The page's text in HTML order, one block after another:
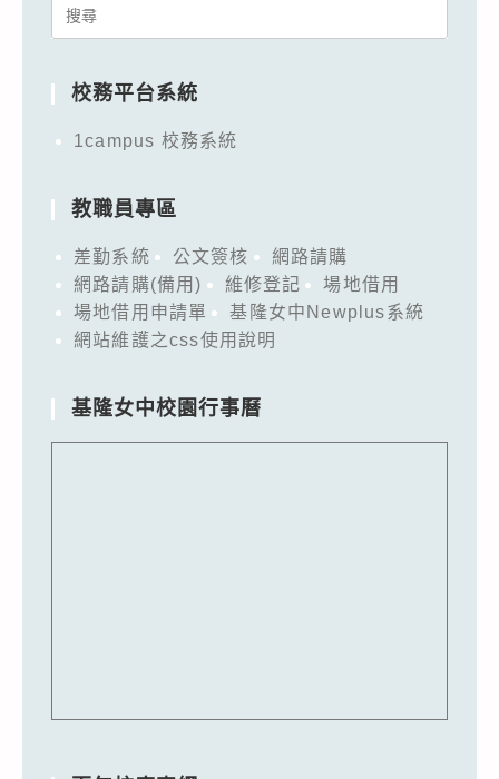
Search
校務平台系統
1campus 校務系統
教職員專區
差勤系統 公文簽核
網路請購
網路請購(備用)
維修登記
場地借用
場地借用申請單
基隆女中Newplus系統
網站維護之css使用說明
基隆女中校園行事曆